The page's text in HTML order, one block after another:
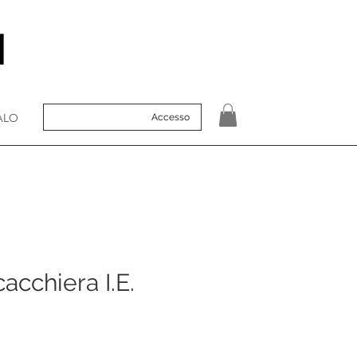
Accesso
I.E.